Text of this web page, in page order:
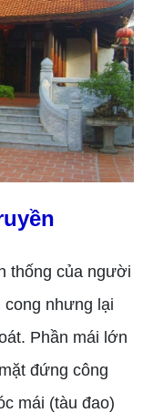
thống của người
cong nhưng lại
Phần mái lớn
đứng công
mái (tàu đao)